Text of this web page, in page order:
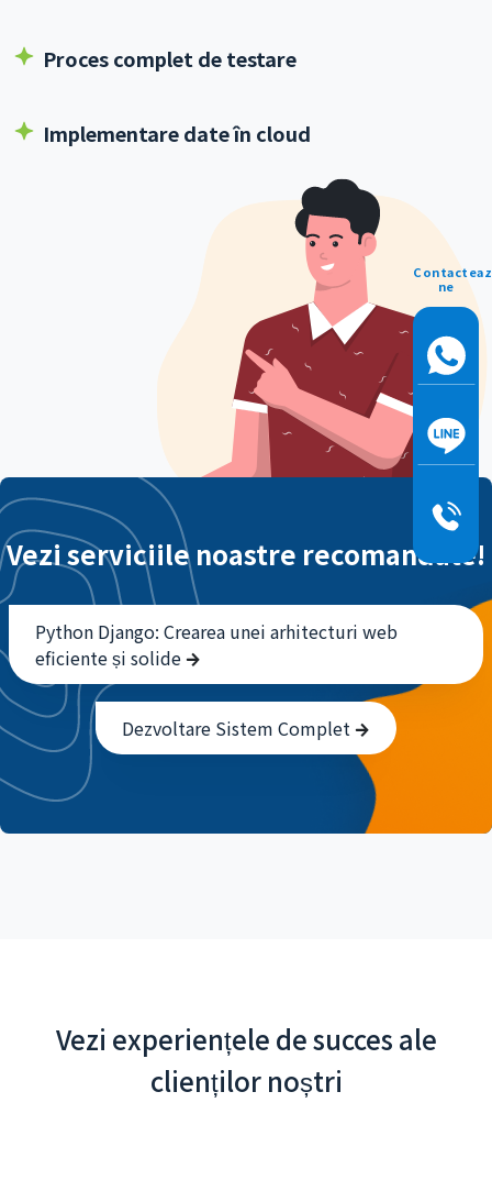
Proces complet de testare
Implementare date în cloud
Vezi serviciile noastre recomandate!
Python Django: Crearea unei arhitecturi web
eficiente și solide
Dezvoltare Sistem Complet
Vezi experiențele de succes ale
clienților noștri
ne